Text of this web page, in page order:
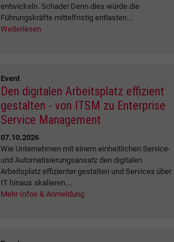
entwickeln. Schade! Denn dies würde die
Führungskräfte mittelfristig entlasten....
Weiterlesen
Event
Den digitalen Arbeitsplatz effizient
gestalten - von ITSM zu Enterprise
Service Management
07.10.2026
Wie Unternehmen mit einem einheitlichen Service-
und Automatisierungsansatz den digitalen
Arbeitsplatz effizienter gestalten und Services über
IT hinaus skalieren....
Mehr Infos & Anmeldung